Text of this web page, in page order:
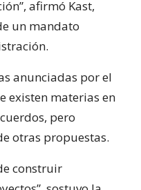
afirmó Kast,
un mandato
anunciadas por el
existen materias en
pero
otras propuestas.
construir